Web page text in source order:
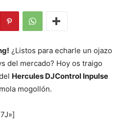
¿Listos para echarle un ojazo
del mercado? Hoy os traigo
Hercules DJControl Inpulse
mogollón.